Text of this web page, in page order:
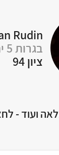
Rudin
בגרות 5 יחידות
ציון 94
ועוד -